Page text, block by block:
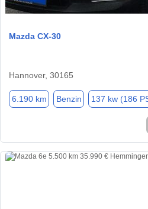
Mazda CX-30
Hannover, 30165
6.190 km Benzin 137 kw (186